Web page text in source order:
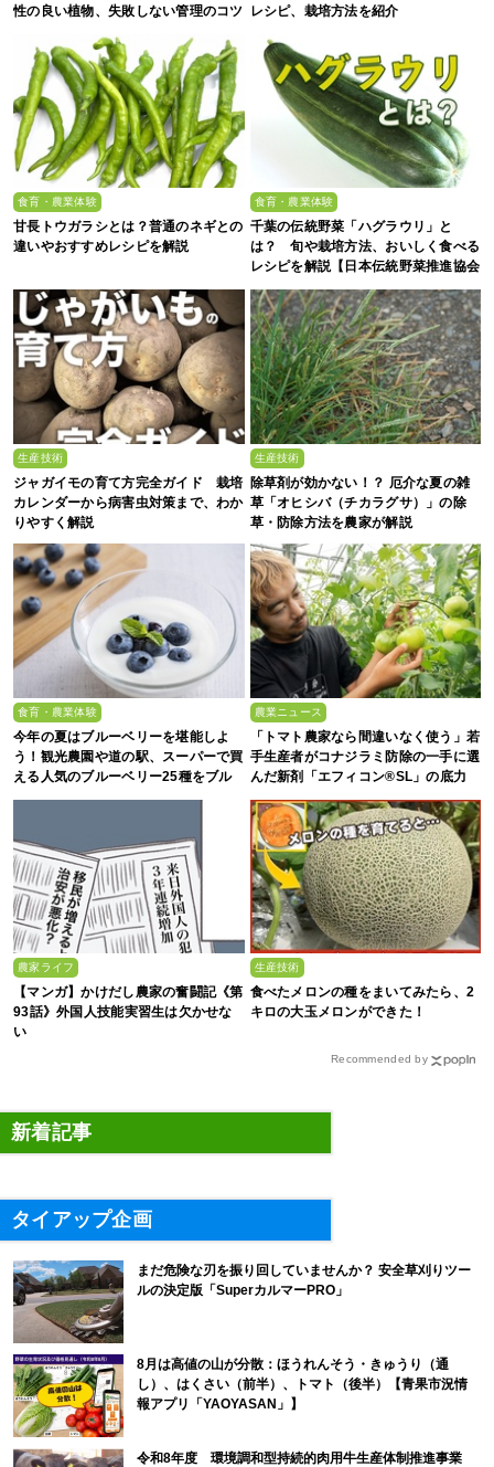
性の良い植物、失敗しない管理のコツ レシピ、栽培方法を紹介
食育・農業体験
甘長トウガラシとは？普通のネギとの
違いやおすすめレシピを解説
食育・農業体験
千葉の伝統野菜「ハグラウリ」と
は？ 旬や栽培方法、おいしく食べる
レシピを解説【日本伝統野菜推進協会
監修】
生産技術
ジャガイモの育て方完全ガイド 栽培
カレンダーから病害虫対策まで、わか
りやすく解説
生産技術
除草剤が効かない！？ 厄介な夏の雑
草「オヒシバ（チカラグサ）」の除
草・防除方法を農家が解説
食育・農業体験
今年の夏はブルーベリーを堪能しよ
う！観光農園や道の駅、スーパーで買
える人気のブルーベリー25種をブル
農業ニュース
「トマト農家なら間違いなく使う」若
手生産者がコナジラミ防除の一手に選
んだ新剤「エフィコン®SL」の底力
農家ライフ
【マンガ】かけだし農家の奮闘記《第
93話》外国人技能実習生は欠かせな
い
生産技術
食べたメロンの種をまいてみたら、2
キロの大玉メロンができた！
Recommended by
新着記事
タイアップ企画
まだ危険な刃を振り回していませんか？ 安全草刈りツー
ルの決定版「SuperカルマーPRO」
8月は高値の山が分散：ほうれんそう・きゅうり（通
し）、はくさい（前半）、トマト（後半）【青果市況情
報アプリ「YAOYASAN」】
令和8年度 環境調和型持続的肉用牛生産体制推進事業